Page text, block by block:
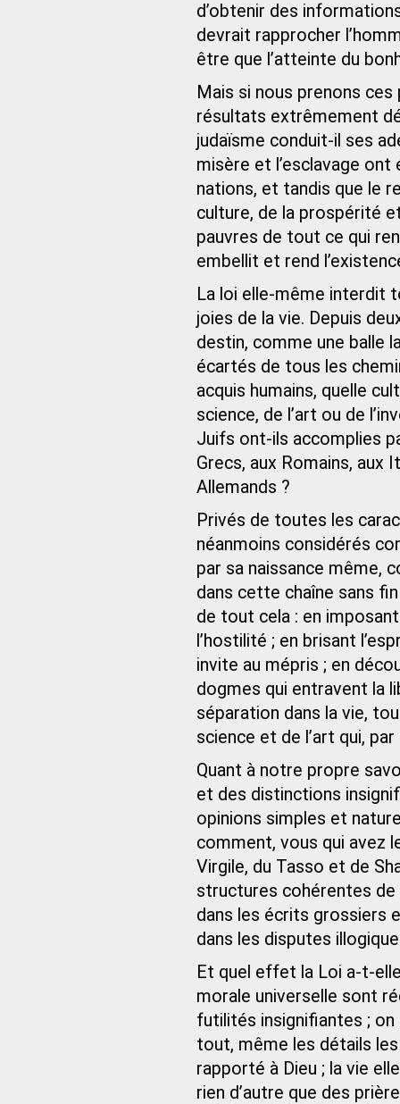
d’obtenir des
devrait rapprocher
être que l’atteinte du
Mais si nous prenons
résultats extrêmement
judaïsme conduit-il ses
misère et l’esclavage
nations, et tandis que le
culture, de la prospérité
pauvres de tout ce qui
embellit et rend
La loi elle-même interdit
joies de la vie. Depuis
destin, comme une balle
écartés de tous les
acquis humains, quelle
science, de l’art ou de
Juifs ont-ils accomplies
Grecs, aux Romains, aux
Allemands ?
Privés de toutes les
néanmoins considérés
par sa naissance même,
dans cette chaîne sans
de tout cela : en
l’hostilité ; en brisant
invite au mépris ; en
dogmes qui entravent la
séparation dans la vie,
science et de l’art qui,
Quant à notre propre
et des distinctions
opinions simples et
comment, vous qui avez
Virgile, du Tasso et de
structures cohérentes
dans les écrits grossiers
dans les disputes
Et quel effet la Loi a-t-
morale universelle sont
futilités insignifiantes ; on
tout, même les détails
rapporté à Dieu ; la vie
rien d’autre que des